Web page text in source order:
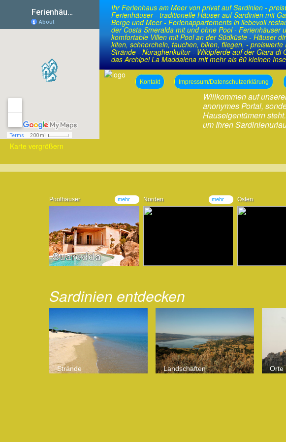
Karte vergrößern
Ihr Ferienhaus am Meer von privat auf Sardinien -
Ferienhäuser - traditionelle Häuser auf Sardinien mit
Berge und Meer - Ferienappartements in liebevoll
der Costa Smeralda mit und ohne Pool -
komfortable Villen mit Pool an der Südküste - Häuser
kiten, schnorcheln, tauchen, biken, fliegen, -
Strände - Nuraghenkultur - Wildpferde auf der Giara
das Archipel La Maddalena mit mehr als 60 kleinen
Kontakt Impressum/Datenschutzerklärung
Willkommen auf
anonymes Portal,
Hauseigentümern
um Ihren
Poolhäuser mehr … Norden mehr … Osten
Sardinien entdecken
Strände Landschaften Orte